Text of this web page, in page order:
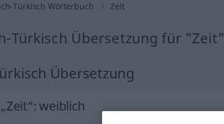
Türkisch Wörterbuch Zeit
Türkisch Übersetzung für "Zeit"
Übersetzung
„Zeit“: weiblich